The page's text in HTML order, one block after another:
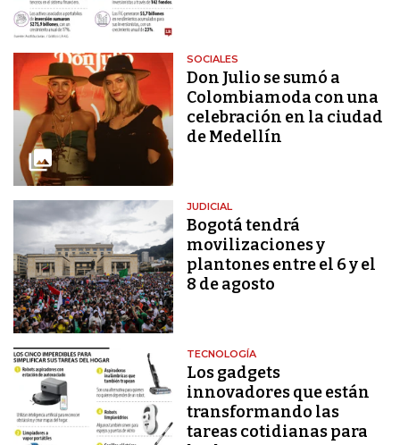
SOCIALES
Don Julio se sumó a
Colombiamoda con una
celebración en la ciudad
de Medellín
JUDICIAL
Bogotá tendrá
movilizaciones y
plantones entre el 6 y el
8 de agosto
TECNOLOGÍA
Los gadgets
innovadores que están
transformando las
tareas cotidianas para